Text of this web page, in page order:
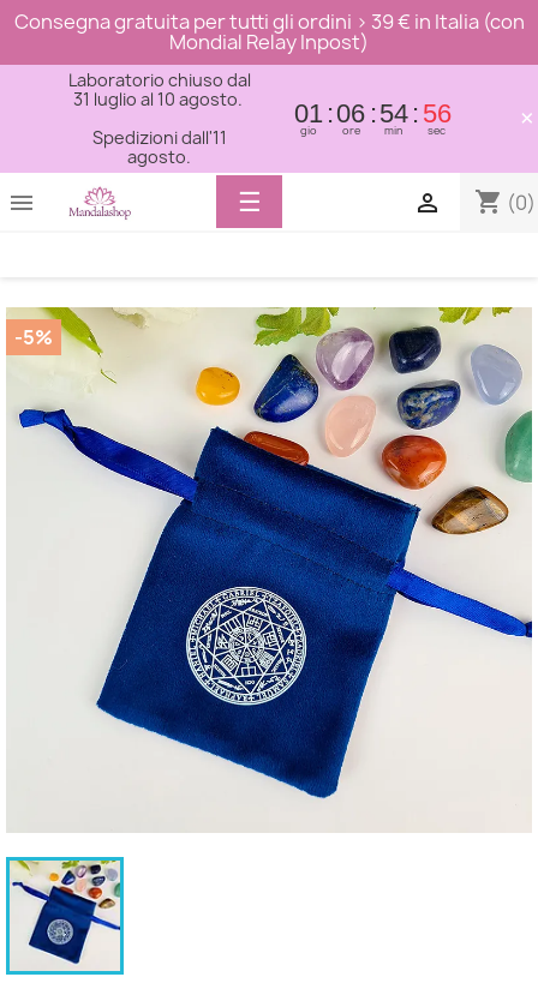
Consegna gratuita per tutti gli ordini > 39 € in Italia (con
Mondial Relay Inpost)
Laboratorio chiuso dal
31 luglio al 10 agosto.
Spedizioni dall'11
agosto.
01
gio
06
ore
54
min
56
sec ×
 shopping_cart (0)

Toggle
navigation
☰
-5%